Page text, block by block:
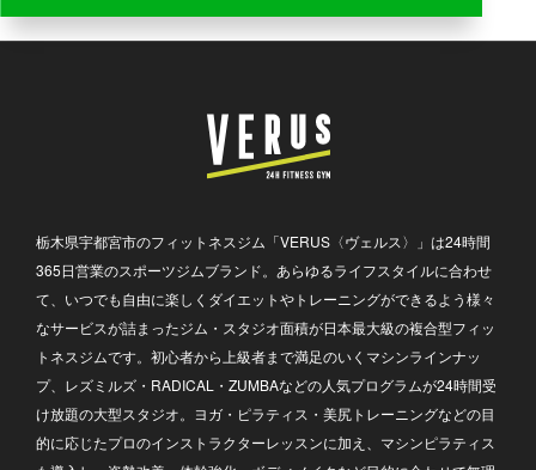
栃木県宇都宮市のフィットネスジム「VERUS〈ヴェルス〉」は24時間
365日営業のスポーツジムブランド。あらゆるライフスタイルに合わせ
て、いつでも自由に楽しくダイエットやトレーニングができるよう様々
なサービスが詰まったジム・スタジオ面積が日本最大級の複合型フィッ
トネスジムです。初心者から上級者まで満足のいくマシンラインナッ
プ、レズミルズ・RADICAL・ZUMBAなどの人気プログラムが24時間受
け放題の大型スタジオ。ヨガ・ピラティス・美尻トレーニングなどの目
的に応じたプロのインストラクターレッスンに加え、マシンピラティス